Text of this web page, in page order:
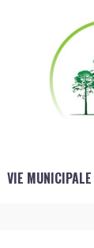
VIE MUNICIPALE